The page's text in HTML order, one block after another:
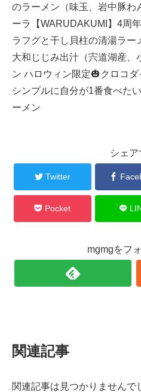
のラーメン（味玉、岩中豚わ
ーラ【WARUDAKUMI】4周
ラフグと干し貝柱の清湯ラー
大和じじみ出汁（宍道湖産、
ン ハロウィン限定🎃クロコ
シンプルに自分が1番食べた
ーメン
シェア
Twitter
Pocket
mgmgをフ
関連記事
関連記事は見つかりませんで